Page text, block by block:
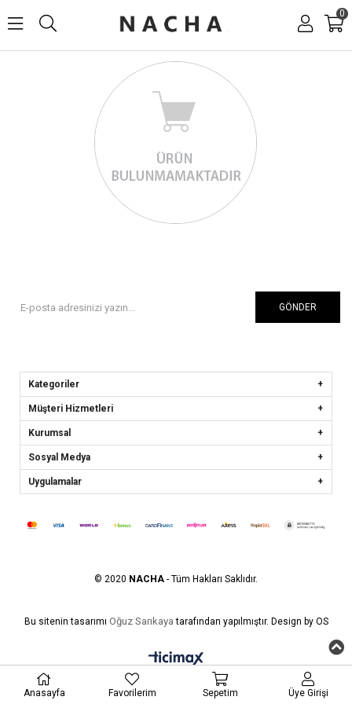
0
GÖNDER
Kategoriler
Müşteri Hizmetleri
Kurumsal
Sosyal Medya
Uygulamalar
© 2020 NACHA - Tüm Hakları Saklıdır.
Bu sitenin tasarımı Oğuz Sarıkaya tarafından yapılmıştır. Design by OS
Anasayfa Favorilerim Sepetim Üye Girişi